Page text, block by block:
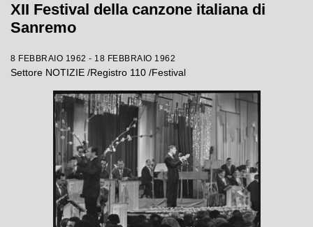
XII Festival della canzone italiana di
Sanremo
8 FEBBRAIO 1962 - 18 FEBBRAIO 1962
Settore NOTIZIE /Registro 110 /Festival